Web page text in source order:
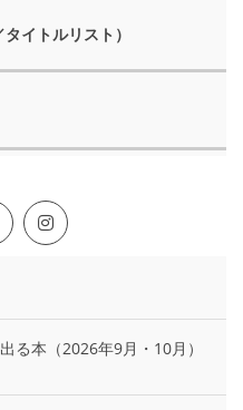
イトルリスト）
る本（2026年9月・10月）